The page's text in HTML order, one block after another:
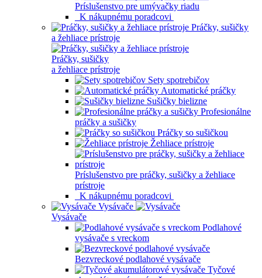
Príslušenstvo pre umývačky riadu
K nákupnému poradcovi
Práčky, sušičky
a žehliace prístroje
Práčky, sušičky
a žehliace prístroje
Sety spotrebičov
Automatické práčky
Sušičky bielizne
Profesionálne
práčky a sušičky
Práčky so sušičkou
Žehliace prístroje
Príslušenstvo pre práčky, sušičky a žehliace
prístroje
K nákupnému poradcovi
Vysávače
Vysávače
Podlahové
vysávače s vreckom
Bezvreckové podlahové vysávače
Tyčové